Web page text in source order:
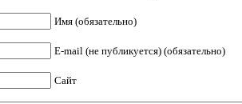
Имя (обязательно)
E-mail (не публикуется) (обязательно)
Сайт